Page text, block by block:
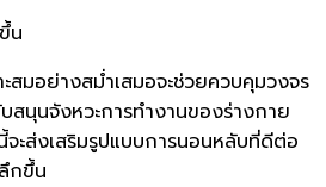
น
สมอย่างสม่ำเสมอจะช่วยควบคุมวงจร
นุนจังหวะการทำงานของร่างกาย
จะส่งเสริมรูปแบบการนอนหลับที่ดีต่อ
กขึ้น